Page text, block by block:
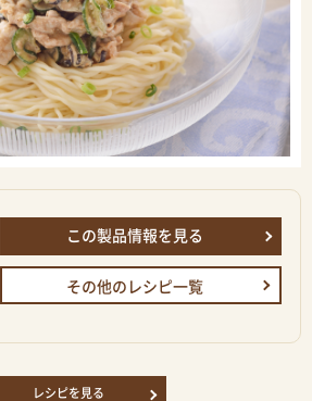
この製品情報を見る
その他のレシピ一覧
レシピを見る